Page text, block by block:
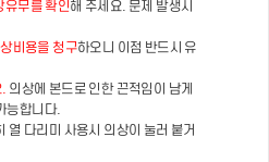
유무를 확인해 주세요. 문제 발생시
비용을 청구하오니 이점 반드시 유
의상에 본드로 인한 끈적임이 남게
능합니다.
열 다리미 사용시 의상이 눌러 붙거